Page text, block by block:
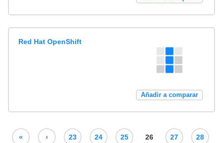
Red Hat OpenShift
Añadir a comparar
« ‹ 23 24 25 26 27 28